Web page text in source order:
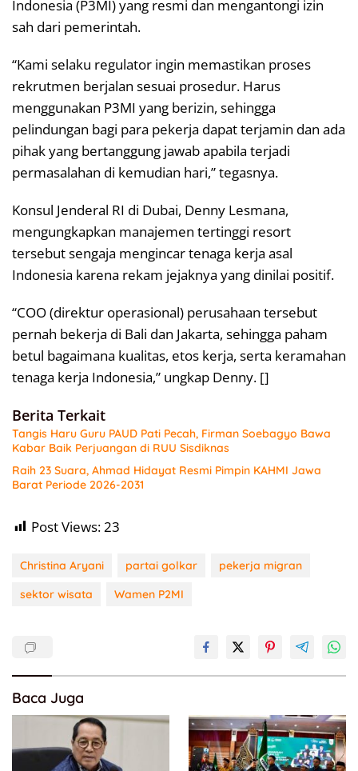
Indonesia (P3MI) yang resmi dan mengantongi izin
sah dari pemerintah.
“Kami selaku regulator ingin memastikan proses
rekrutmen berjalan sesuai prosedur. Harus
menggunakan P3MI yang berizin, sehingga
pelindungan bagi para pekerja dapat terjamin dan ada
pihak yang bertanggung jawab apabila terjadi
permasalahan di kemudian hari,” tegasnya.
Konsul Jenderal RI di Dubai, Denny Lesmana,
mengungkapkan manajemen tertinggi resort
tersebut sengaja mengincar tenaga kerja asal
Indonesia karena rekam jejaknya yang dinilai positif.
“COO (direktur operasional) perusahaan tersebut
pernah bekerja di Bali dan Jakarta, sehingga paham
betul bagaimana kualitas, etos kerja, serta keramahan
tenaga kerja Indonesia,” ungkap Denny. []
Berita Terkait
Tangis Haru Guru PAUD Pati Pecah, Firman Soebagyo Bawa
Kabar Baik Perjuangan di RUU Sisdiknas
Raih 23 Suara, Ahmad Hidayat Resmi Pimpin KAHMI Jawa
Barat Periode 2026-2031
Post Views:23
Christina Aryani partai golkar
pekerja migran
sektor wisata
Wamen P2MI
Baca Juga